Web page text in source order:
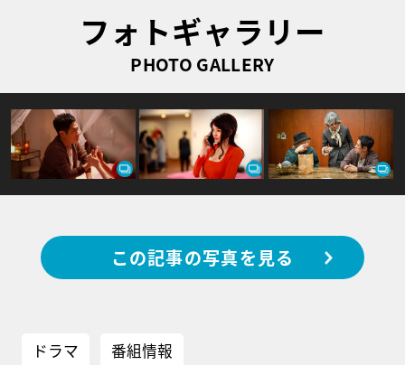
フォトギャラリー
PHOTO GALLERY
この記事の写真を見る
ドラマ 番組情報